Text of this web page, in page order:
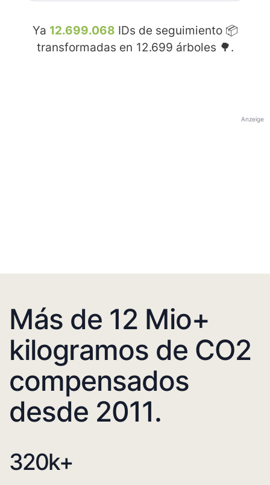
Ya 12.699.068 IDs de seguimiento 📦
transformadas en 12.699 árboles 🌳.
Anzeige
Más de 12 Mio+
kilogramos de CO2
compensados
desde 2011.
320k+